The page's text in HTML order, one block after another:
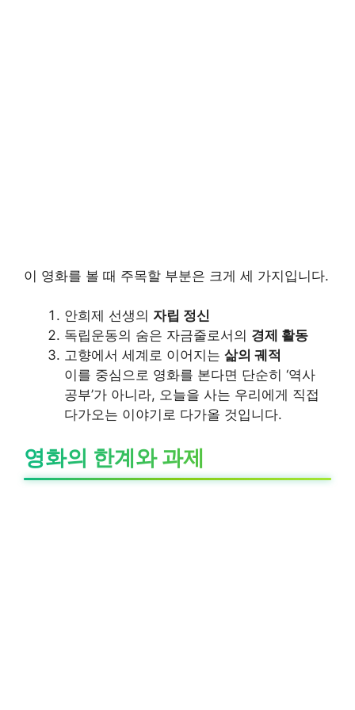
이 영화를 볼 때 주목할 부분은 크게 세 가지입니다.
안희제 선생의 자립 정신
독립운동의 숨은 자금줄로서의 경제 활동
고향에서 세계로 이어지는 삶의 궤적
이를 중심으로 영화를 본다면 단순히 ‘역사
공부’가 아니라, 오늘을 사는 우리에게 직접
다가오는 이야기로 다가올 것입니다.
영화의 한계와 과제